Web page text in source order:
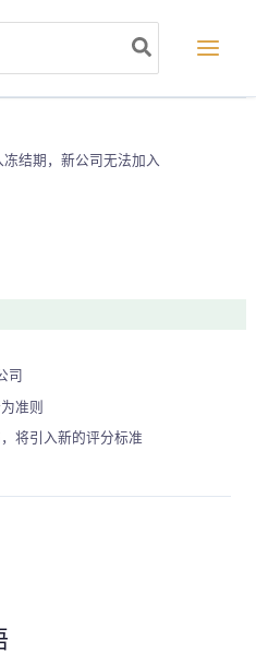
结期，新公司无法加入
司
准则
将引入新的评分标准